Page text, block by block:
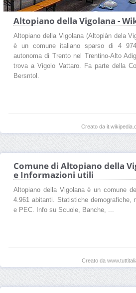
Altopiano della Vigolana -
Altopiano della Vigolana (Altopiàn dela
è un comune italiano sparso di 4
autonoma di Trento nel Trentino-Alto
trova a Vigolo Vattaro. Fa parte della
Bersntol.
Creato da
Comune di Altopiano della
e Informazioni utili
Altopiano della Vigolana è un comune
4.961 abitanti. Statistiche demografiche,
e PEC. Info su Scuole, Banche, ...
Creato da